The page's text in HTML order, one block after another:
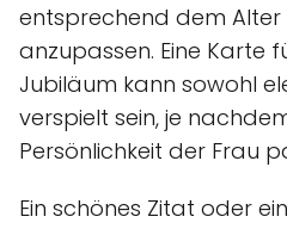
entsprechend dem Alter
anzupassen. Eine Karte
Jubiläum kann sowohl
verspielt sein, je
Persönlichkeit der Frau
Ein schönes Zitat oder